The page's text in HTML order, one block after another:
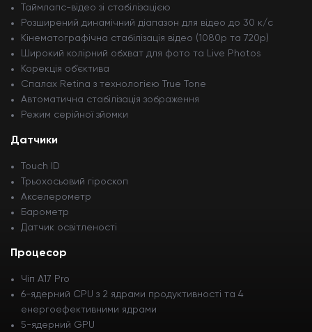
Таймлапс-відео зі стабілізацією
Розширений динамічний діапазон для відео до 30 к/с
Кінематографічна стабілізація відео (1080p та 720p)
Широкий колірний обхват для фото та Live Photos
Корекція об’єктива
Спалах Retina з технологією True Tone
Автоматична стабілізація зображення
Режим серійної зйомки
Датчики
Touch ID
Трьохосьовий гіроскоп
Акселерометр
Барометр
Датчик освітленості
Процесор
Чіп A17 Pro
6-ядерний CPU з 2 ядрами продуктивності та 4
енергоефективними ядрами
5-ядерний GPU